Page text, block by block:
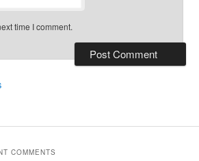
time I comment.
COMMENTS